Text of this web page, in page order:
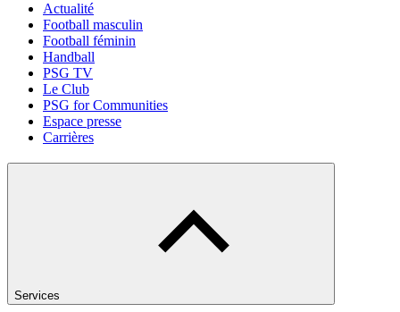
Actualité
Football masculin
Football féminin
Handball
PSG TV
Le Club
PSG for Communities
Espace presse
Carrières
Services